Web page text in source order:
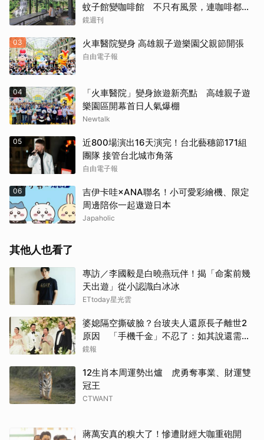
蚊子館變咖啡館 不只有風景，連咖啡都好
喝到讓人想再來
鏡週刊
03 火車醫院變身 高雄親子遊樂園父親節開張
自由電子報
04
「火車醫院」變身旅遊新亮點 高雄親子遊
樂園區開幕首日人氣爆棚
Newtalk
05
近800場演出16天演完！台北藝穗節171組
團隊 接管台北城市角落
自由電子報
06
吉伊卡哇×ANA聯名！小可愛彩繪機、限定
周邊陪你一起遨遊日本
Japaholic
其他人也看了
專訪／李國毅是白曉燕玩伴！揭「命案前幾
天出遊」從小認識白冰冰
ETtoday星光雲
婆媳隔空撕破臉？台玻夫人還原長子離世2
原因 「手機千金」不忍了：如其說還需要
離開嗎？
鏡報
12生肖本周運勢出爐 虎勇奪事業、財運雙
冠王
CTWANT
蔣萬安真的糗大了！慘遭財經大咖重砲開